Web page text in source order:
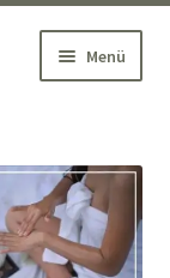
Menü